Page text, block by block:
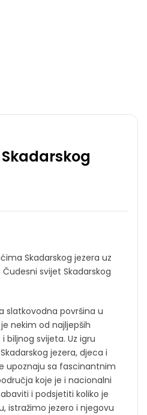
Skadarskog jezera uz
svijet Skadarskog
slatkovodna površina u
nekim od najljepših
biljnog svijeta. Uz igru
jezera, djeca i
upoznaju sa fascinantnim
koje je i nacionalni
i podsjetiti koliko je
istražimo jezero i njegovu